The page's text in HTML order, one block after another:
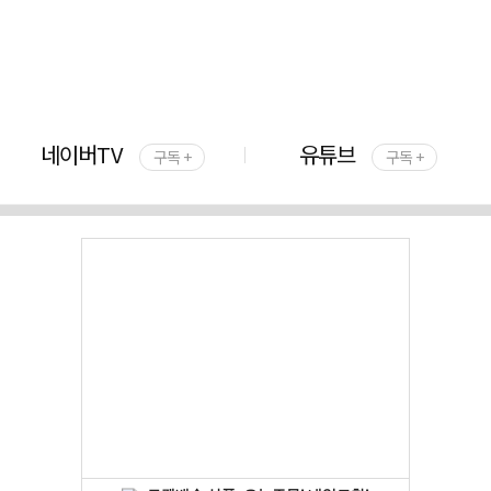
네이버TV 구독 + 유튜브 구독 +